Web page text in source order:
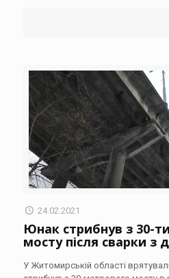
24.02.2021
Юнак стрибнув з 30-
мосту після сварки з
У Житомирській області